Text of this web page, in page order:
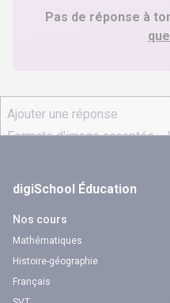
Pas de réponse à
digiSchool Éducation
Nos cours
Mathématiques
Histoire-géographie
Français